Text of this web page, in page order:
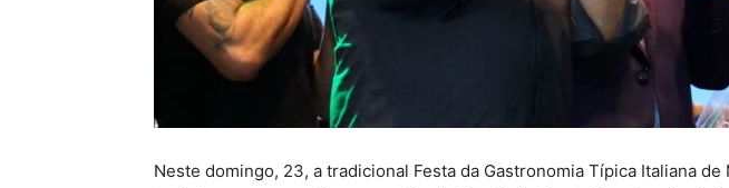
Neste domingo, 23, a tradicional Festa da Gastronomia Típica Italiana de